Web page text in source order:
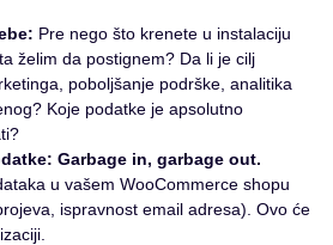
Pre nego što krenete u instalaciju
želim da postignem? Da li je cilj
poboljšanje podrške, analitika
Koje podatke je apsolutno
Garbage in, garbage out.
u vašem WooCommerce shopu
ispravnost email adresa). Ovo će